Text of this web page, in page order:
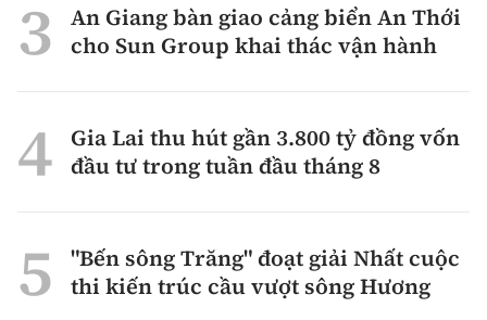
An Giang bàn giao cảng biển An Thới
cho Sun Group khai thác vận hành
Gia Lai thu hút gần 3.800 tỷ đồng vốn
đầu tư trong tuần đầu tháng 8
"Bến sông Trăng" đoạt giải Nhất cuộc
thi kiến trúc cầu vượt sông Hương